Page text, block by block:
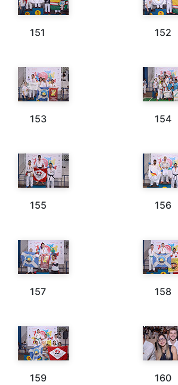
151 152
153 154
155 156
157 158
159 160